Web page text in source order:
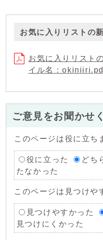
お気に入りリストの
お気に入りリスト
イル名：
ご意見をお聞かせ
このページは役に立ち
役に立った どち
たなかった
このページは見つけや
見つけやすかった
見つけにくかった